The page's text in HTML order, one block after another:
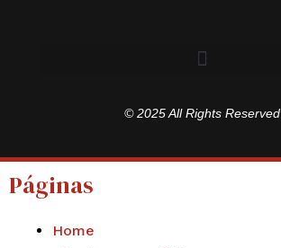
© 2025 All Rights Reserved
Páginas
Home